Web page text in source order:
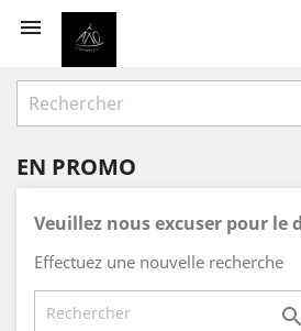

EN PROMO
Veuillez nous excuser pour le
Effectuez une nouvelle recherche
